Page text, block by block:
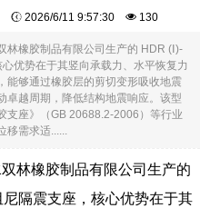
2026/6/11 9:57:30 130
林橡胶制品有限公司生产的 HDR (Ⅰ)-
优势在于其竖向承载力、水平恢复力
能够通过橡胶层的剪切变形吸收地震
卓越周期，降低结构地震响应。该型
支座》（GB 20688.2-2006）等行业
需求适......
林橡胶制品有限公司生产的
隔震支座，核心优势在于其